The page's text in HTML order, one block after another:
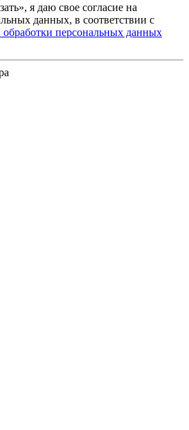
я даю свое согласие на
данных, в соответствии с
персональных данных